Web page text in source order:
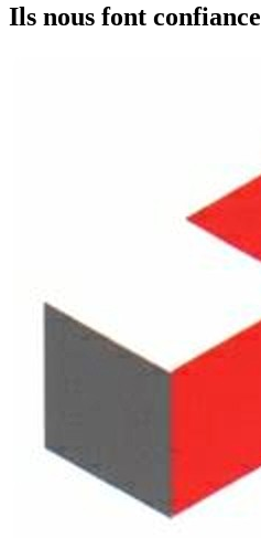
Ils nous font confiance